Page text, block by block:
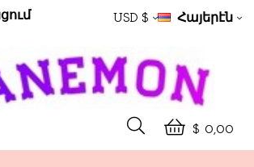
USD $ Հայերէն
$ 0,00